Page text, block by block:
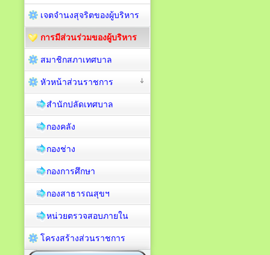
เจตจำนงสุจริตของผู้บริหาร
การมีส่วนร่วมของผู้บริหาร
สมาชิกสภาเทศบาล
หัวหน้าส่วนราชการ
สำนักปลัดเทศบาล
กองคลัง
กองช่าง
กองการศึกษา
กองสาธารณสุขฯ
หน่วยตรวจสอบภายใน
โครงสร้างส่วนราชการ